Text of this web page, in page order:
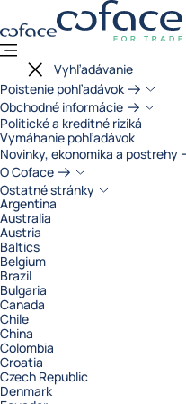
Prejsť na obsah
Menu
Zatvoriť menuVyhľadávanie
Poistenie pohľadávok
Obchodné informácie
Politické a kreditné riziká
Vymáhanie pohľadávok
Novinky, ekonomika a postrehy
O Coface
Ostatné stránky
Argentina
Australia
Austria
Baltics
Belgium
Brazil
Bulgaria
Canada
Chile
China
Colombia
Croatia
Czech Republic
Denmark